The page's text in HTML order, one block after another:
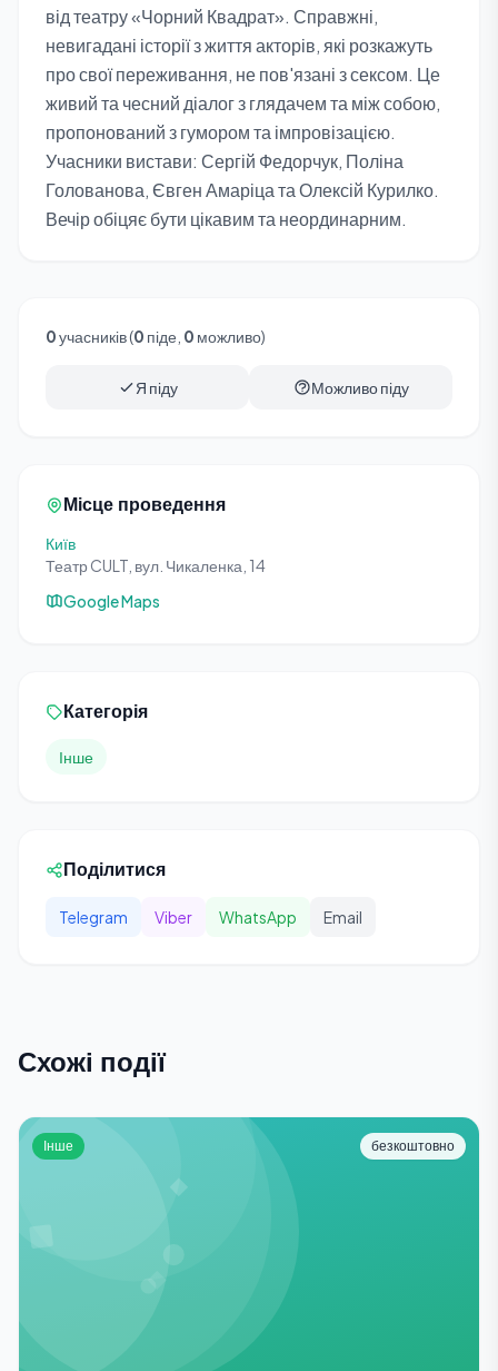
від театру «Чорний Квадрат». Справжні,
невигадані історії з життя акторів, які розкажуть
про свої переживання, не пов'язані з сексом. Це
живий та чесний діалог з глядачем та між собою,
пропонований з гумором та імпровізацією.
Учасники вистави: Сергій Федорчук, Поліна
Голованова, Євген Амаріца та Олексій Курилко.
Вечір обіцяє бути цікавим та неординарним.
0учасників (0 піде, 0 можливо)
Я піду Можливо піду
Місце проведення
Київ
Театр CULT, вул. Чикаленка, 14
Google Maps
Категорія
Інше
Поділитися
Telegram Viber WhatsApp Email
Схожі події
Інше безкоштовно